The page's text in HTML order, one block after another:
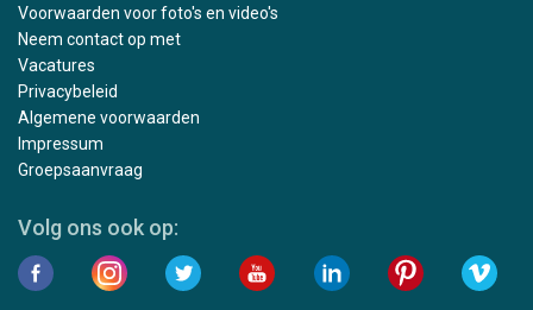
Voorwaarden voor foto's en video's
Neem contact op met
Vacatures
Privacybeleid
Algemene voorwaarden
Impressum
Groepsaanvraag
Volg ons ook op: